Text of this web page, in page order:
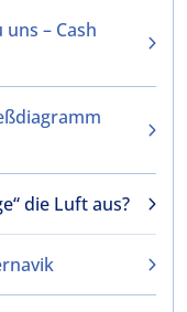
– Cash
die Luft aus?